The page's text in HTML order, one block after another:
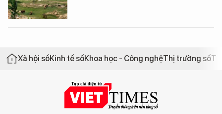
Xã hội sốKinh tế sốKhoa học - Công nghệThị trường số